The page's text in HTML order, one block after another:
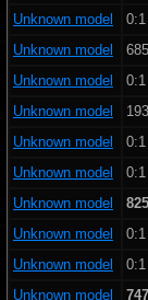
Unknown model
Unknown model
Unknown model
Unknown model
Unknown model
Unknown model
Unknown model
Unknown model
Unknown model
Unknown model